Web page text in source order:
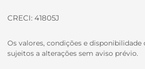
CRECI: 41805J
Os valores, condições e disponibilidade
sujeitos a alterações sem aviso prévio.